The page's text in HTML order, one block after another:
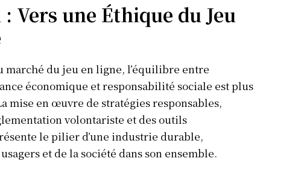
Vers une Éthique du Jeu
marché du jeu en ligne, l’équilibre entre
économique et responsabilité sociale est plus
mise en œuvre de stratégies responsables,
volontariste et des outils
le pilier d’une industrie durable,
et de la société dans son ensemble.